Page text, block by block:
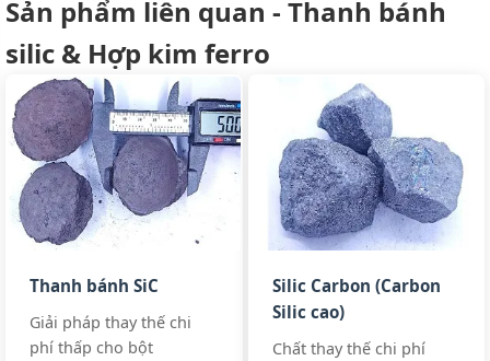
SiC
Briquette
65%
SiC65-BQ,
SiC65-C
+3 more
All standards
SiC
Briquette
Steelmaking
Briquette
SiC70-BQ,
SiC70-HC
SiC:
70%min
C:
15%max
SiO₂:
≤4%
Industry
Standard
Premium
Sản phẩm liên quan - Thanh bánh
silic & Hợp kim ferro
Thanh bánh SiC
Giải pháp thay thế chi
phí thấp cho bột
Silic Carbon (Carbon
Silic cao)
Chất thay thế chi phí